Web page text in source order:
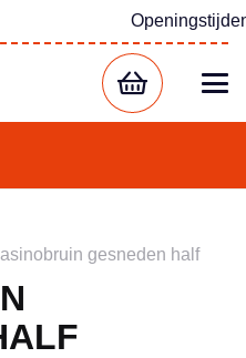
gesneden half